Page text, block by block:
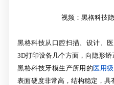
视频：黑格科技
黑格科技从口腔扫描、设计、
3D打印设备几个方面，向隐形矫
黑格科技牙模生产所用的医用
表面硬度非常高，结构稳定，